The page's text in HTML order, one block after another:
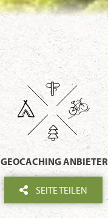
GEOCACHING ANBIETER
SEITE TEILEN